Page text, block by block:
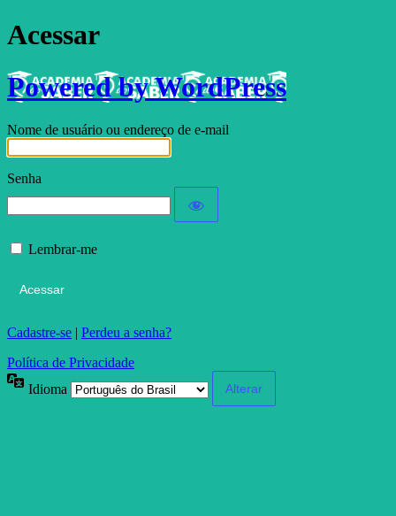
Acessar
Powered by WordPress
Nome de usuário ou endereço de e-mail
Senha
Lembrar-me
Cadastre-se | Perdeu a senha?
Política de Privacidade
Idioma